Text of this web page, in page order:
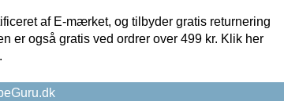
af E-mærket, og tilbyder gratis returnering
er også gratis ved ordrer over 499 kr. Klik her